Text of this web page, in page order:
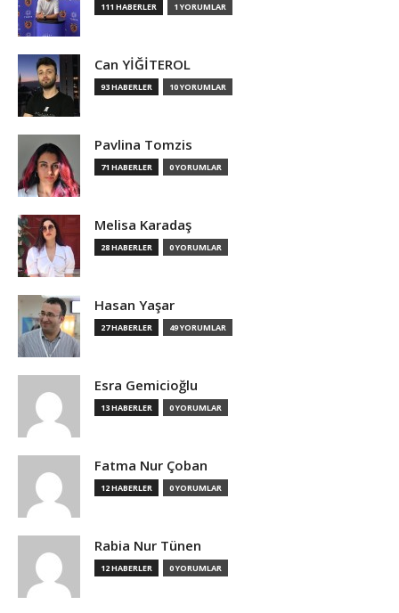
111 HABERLER 1 YORUMLAR
Can YİĞİTEROL
93 HABERLER 10 YORUMLAR
Pavlina Tomzis
71 HABERLER 0 YORUMLAR
Melisa Karadaş
28 HABERLER 0 YORUMLAR
Hasan Yaşar
27 HABERLER 49 YORUMLAR
Esra Gemicioğlu
13 HABERLER 0 YORUMLAR
Fatma Nur Çoban
12 HABERLER 0 YORUMLAR
Rabia Nur Tünen
12 HABERLER 0 YORUMLAR